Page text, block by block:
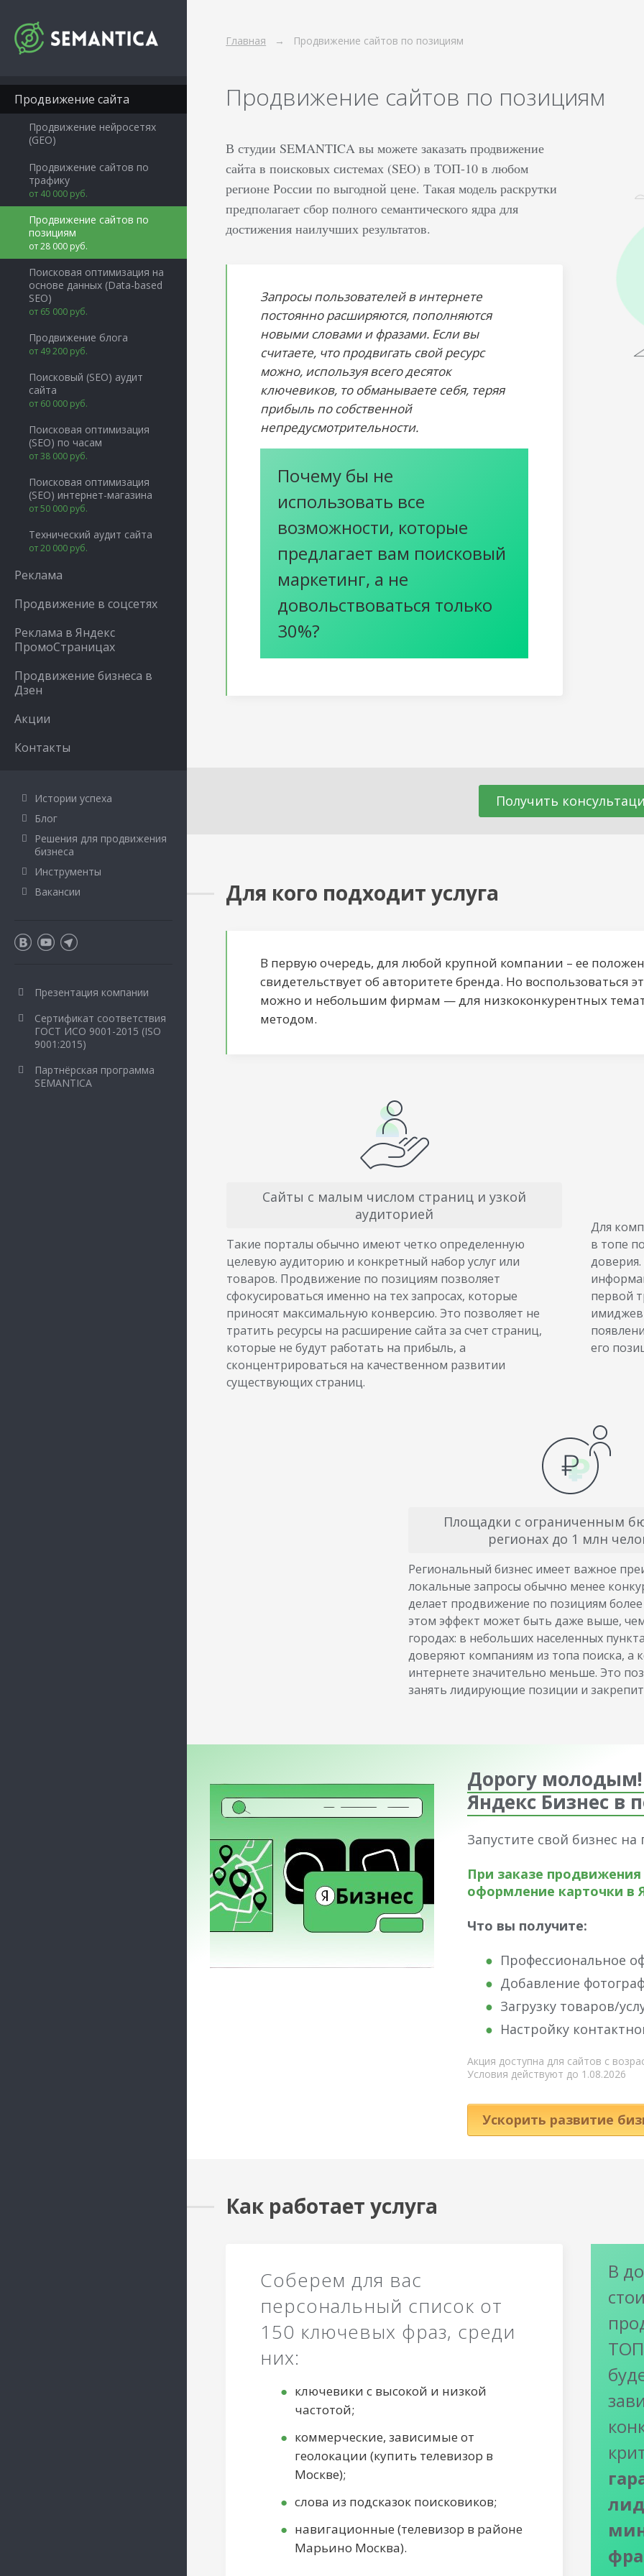
Главная Продвижение сайтов по позициям
Продвижение сайтов по позициям
В студии SEMANTICA вы можете заказать продвижение
сайта в поисковых системах (SEO) в ТОП-10 в любом
регионе России по выгодной цене. Такая модель раскрутки
предполагает сбор полного семантического ядра для
достижения наилучших результатов.
Запросы пользователей в интернете
постоянно расширяются, пополняются
новыми словами и фразами. Если вы
считаете, что продвигать свой ресурс
можно, используя всего десяток
ключевиков, то обманываете себя, теряя
прибыль по собственной
непредусмотрительности.
Почему бы не
использовать все
возможности, которые
предлагает вам поисковый
маркетинг, а не
довольствоваться только
30%?
Получить
Для кого подходит услуга
В первую очередь, для любой крупной компании – ее
свидетельствует об авторитете бренда. Но воспользоваться
можно и небольшим фирмам — для низкоконкурентных
методом.
Сайты с малым числом страниц и узкой
аудиторией
Такие порталы обычно имеют четко определенную
целевую аудиторию и конкретный набор услуг или
товаров. Продвижение по позициям позволяет
сфокусироваться именно на тех запросах, которые
приносят максимальную конверсию. Это позволяет не
тратить ресурсы на расширение сайта за счет страниц,
которые не будут работать на прибыль, а
сконцентрироваться на качественном развитии
существующих страниц.
Для
в топе
первой
его
Площадки с ограниченным
регионах до 1 млн
Региональный бизнес имеет важное
локальные запросы обычно менее
делает продвижение по позициям
этом эффект может быть даже выше,
городах: в небольших населенных
доверяют компаниям из топа поиска, а
интернете значительно меньше. Это
занять лидирующие позиции и
Дорогу
Яндекс Бизнес в
Запустите свой бизнес
При заказе
оформление карточки в
Что вы получите:
Профессиональное
Добавление
Загрузку товаров/
Настройку
Акция доступна для сайтов с
Условия действуют до 1.08.2026
Ускорить развитие
Как работает услуга
Соберем для вас
персональный список от
150 ключевых фраз, среди
них:
ключевики с высокой и низкой
частотой;
коммерческие, зависимые от
геолокации (купить телевизор в
Москве);
слова из подсказок поисковиков;
навигационные (телевизор в районе
Марьино Москва).
В
Продвижение сайта
Продвижение нейросетях
(GEO)
Продвижение сайтов по
трафику
от 40 000 руб.
Продвижение сайтов по
позициям
от 28 000 руб.
Поисковая оптимизация на
основе данных (Data-based
SEO)
от 65 000 руб.
Продвижение блога
от 49 200 руб.
Поисковый (SEO) аудит
сайта
от 60 000 руб.
Поисковая оптимизация
(SEO) по часам
от 38 000 руб.
Поисковая оптимизация
(SEO) интернет-магазина
от 50 000 руб.
Технический аудит сайта
от 20 000 руб.
Реклама
Продвижение в соцсетях
Реклама в Яндекс
ПромоСтраницах
Продвижение бизнеса в
Дзен
Акции
Контакты
Истории успеха
Блог
Решения для продвижения
бизнеса
Инструменты
Вакансии
Презентация компании
Сертификат соответствия
ГОСТ ИСО 9001-2015 (ISO
9001:2015)
Партнёрская программа
SEMANTICA